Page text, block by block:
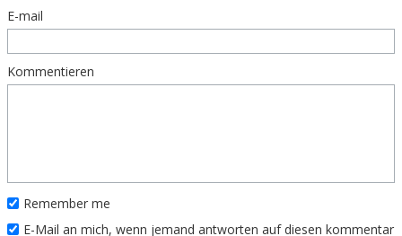
E-mail
Kommentieren
Remember me
E-Mail an mich, wenn jemand antworten auf diesen kommentar